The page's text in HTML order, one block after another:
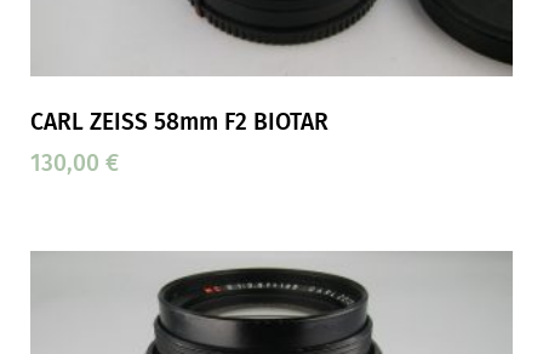
CARL ZEISS 58mm F2 BIOTAR
130,00 €